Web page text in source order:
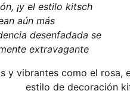
¡y el estilo kitsch
aún más
desenfadada se
extravagante